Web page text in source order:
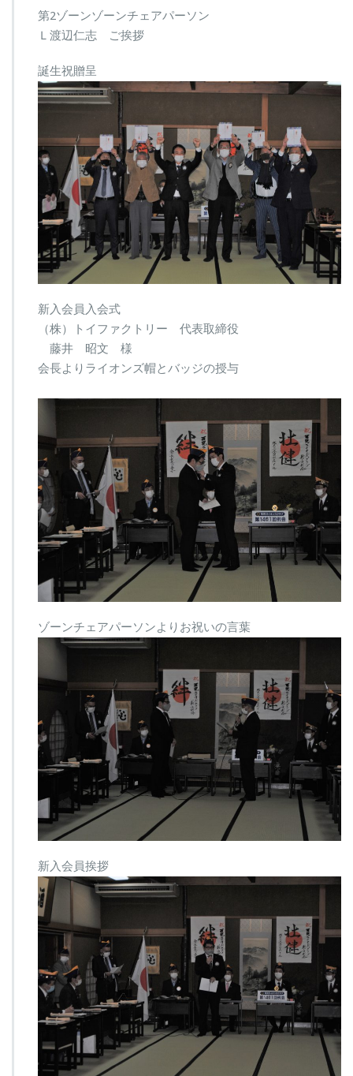
第2ゾーンゾーンチェアパーソン
Ｌ渡辺仁志 ご挨拶
誕生祝贈呈
新入会員入会式
（株）トイファクトリー 代表取締役
藤井 昭文 様
会長よりライオンズ帽とバッジの授与
ゾーンチェアパーソンよりお祝いの言葉
新入会員挨拶